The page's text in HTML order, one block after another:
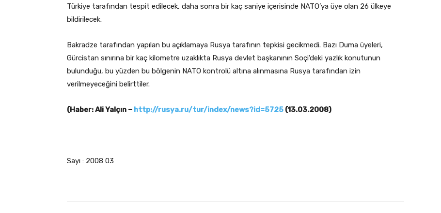
Türkiye tarafından tespit edilecek, daha sonra bir kaç saniye içerisinde NATO’ya üye olan 26 ülkeye
bildirilecek.
Bakradze tarafından yapılan bu açıklamaya Rusya tarafının tepkisi gecikmedi. Bazı Duma üyeleri,
Gürcistan sınırına bir kaç kilometre uzaklıkta Rusya devlet başkanının Soçi’deki yazlık konutunun
bulunduğu, bu yüzden bu bölgenin NATO kontrolü altına alınmasına Rusya tarafından izin
verilmeyeceğini belirttiler.
(Haber: Ali Yalçın – http://rusya.ru/tur/index/news?id=5725 (13.03.2008)
Sayı : 2008 03